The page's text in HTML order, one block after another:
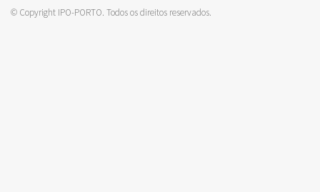
© Copyright IPO-PORTO. Todos os direitos reservados.